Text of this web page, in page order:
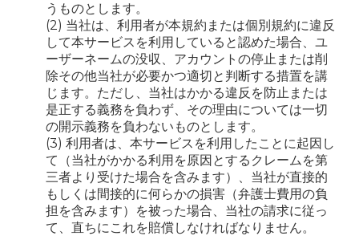
うものとします。
(2) 当社は、利用者が本規約または個別規約に違反
して本サービスを利用していると認めた場合、ユ
ーザーネームの没収、アカウントの停止または削
除その他当社が必要かつ適切と判断する措置を講
じます。ただし、当社はかかる違反を防止または
是正する義務を負わず、その理由については一切
の開示義務を負わないものとします。
(3) 利用者は、本サービスを利用したことに起因し
て（当社がかかる利用を原因とするクレームを第
三者より受けた場合を含みます）、当社が直接的
もしくは間接的に何らかの損害（弁護士費用の負
担を含みます）を被った場合、当社の請求に従っ
て、直ちにこれを賠償しなければなりません。